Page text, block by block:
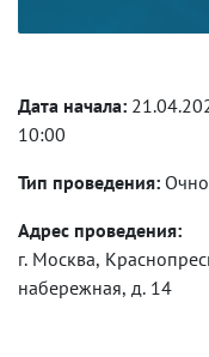
Дата начала: 21.04.2021 –
10:00
Тип проведения: Очно
Адрес проведения:
г. Москва,
набережная, д. 14